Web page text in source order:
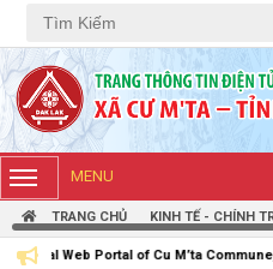
MENU
TRANG CHỦ KINH TẾ - CHÍNH
M’ta Commune, Dak Lak Province